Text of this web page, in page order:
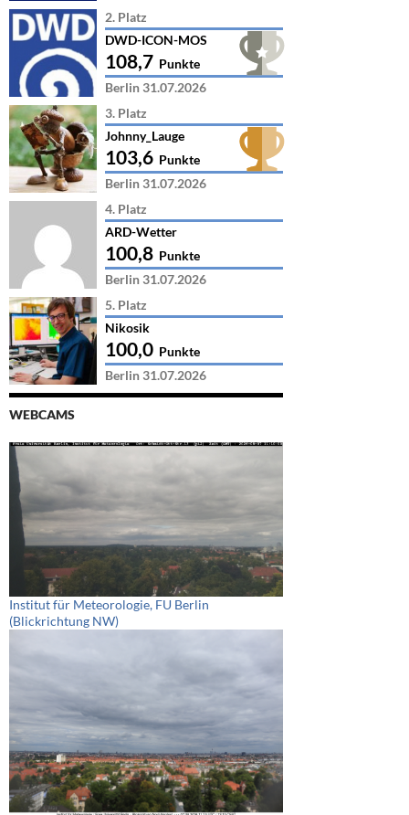
2. Platz
DWD-ICON-MOS
108,7 Punkte
Berlin 31.07.2026
3. Platz
Johnny_Lauge
103,6 Punkte
Berlin 31.07.2026
4. Platz
ARD-Wetter
100,8 Punkte
Berlin 31.07.2026
5. Platz
Nikosik
100,0 Punkte
Berlin 31.07.2026
WEBCAMS
Institut für Meteorologie, FU Berlin
(Blickrichtung NW)